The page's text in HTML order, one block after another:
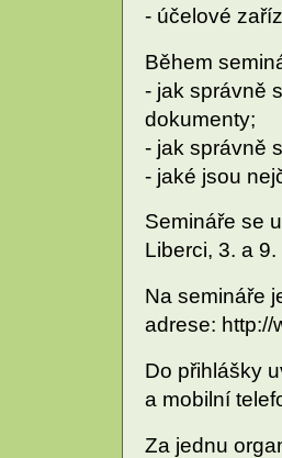
- účelové
Během
- jak správně
dokumenty;
- jak správně
- jaké jsou
Semináře se
Liberci, 3. a
Na semináře
adrese: http://
Do přihlášky
a mobilní
Za jednu